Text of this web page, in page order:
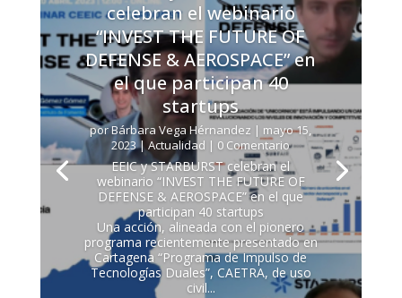
celebran el webinario
“INVEST THE FUTURE OF
DEFENSE & AEROSPACE” en
el que participan 40
startups
porBárbara Vega Hérnandez | mayo 15,
2023|Actualidad | 0 Comentario
EEIC y STARBURST celebran el
webinario “INVEST THE FUTURE OF
DEFENSE & AEROSPACE” en el que
participan 40 startups
Una acción, alineada con el pionero
programa recientemente presentado en
Cartagena “Programa de Impulso de
Tecnologías Duales”, CAETRA, de uso
civil...